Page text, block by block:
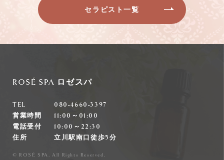
セラピスト一覧
ROSÉ SPA ロゼスパ
TEL
080-4660-3397
営業時間
11:00～01:00
電話受付
10:00～22:30
住所
立川駅南口徒歩5分
© ROSÉ SPA. All Rights Reserved.